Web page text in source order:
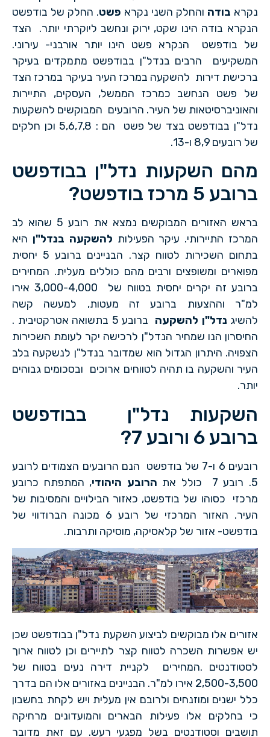
נקרא בודה והחלק השני נקרא פשט. החלק של בודפשט
הנקרא בודה הינו שקט, ירוק ונחשב ליוקרתי יותר. הצד
של בודפשט הנקרא פשט הינו יותר אורבני- עירוני.
המשקיעים הרבים בנדל"ן בבודפשט מתמקדים בעיקר
ברכישת דירות להשקעה במרכז העיר בעיקר במרכז הצד
של פשט הנחשב כמרכז הממשל, העסקים, התיירות
והאוניברסיטאות של העיר. הרובעים המבוקשים להשקעות
נדל"ן בבודפשט בצד של פשט הם : 5,6,7,8 וכן חלקים
של רובעים 8,9 ו-13.
מהם השקעות נדל"ן בבודפשט
ברובע 5 מרכז בודפשט?
בראש האזורים המבוקשים נמצא את רובע 5 שהוא לב
המרכז התיירותי. עיקר הפעילות להשקעה בנדל"ן היא
בתחום השכירות לטווח קצר. הבניינים ברובע 5 יחסית
מפוארים ומשופצים ורבים מהם כוללים מעלית. המחירים
ברובע זה יקרים יחסית בטווח של 3,000-4,000 אירו
למ"ר וההצעות ברובע זה מעטות, למעשה קשה
להשיג נדל"ן להשקעה
ברובע 5 בתשואה אטרקטיבית .
החיסרון הנו שמחיר הנדל"ן לרכישה יקר לעומת השכירות
הצפויה. היתרון הגדול הוא שמדובר בנדל"ן לנשקעה בלב
העיר והשקעה בו תהיה לטווחים ארוכים ובסכומים גבוהים
יותר.
השקעות נדל"ן בבודפשט
ברובע 6 ורובע 7?
רובעים 6 ו-7 של בודפשט הנם הרובעים הצמודים לרובע
5. רובע 7 כולל את
הרובע היהודי, המתפתח כרובע
מרכזי כסוהו של בודפשט, כאזור הבילויים והמסיבות של
העיר. האזור המרכזי של רובע 6 מכונה הברודווי של
בודפשט- אזור של קלאסיקה, מוסיקה ותרבות.
אזורים אלו מבוקשים לביצוע השקעת נדל"ן בבודפשט שכן
יש אפשרות השכרה לטווח קצר לתיירים וכן לטווח ארוך
לסטודנטים .המחירים לקניית דירה נעים בטווח של
2,500-3,500 אירו למ"ר. הבניינים באזורים אלו הם בדרך
כלל ישנים ומוזנחים ולרובם אין מעלית ויש לקחת בחשבון
כי בחלקים אלו פעילות הבארים והמועדונים מרחיקה
תושבים וסטודנטים בשל מפגעי רעש. עם זאת מדובר